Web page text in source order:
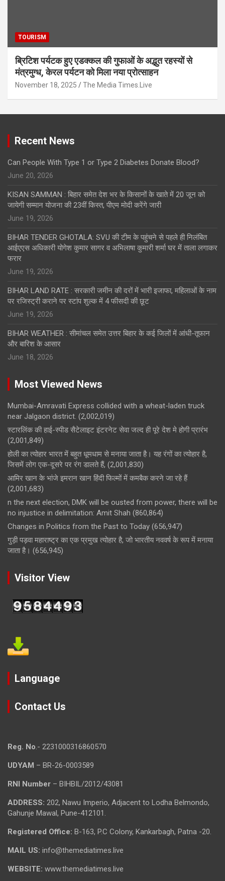
TOURISM
ब्रिटिश पर्यटक हुए एडक्कल की गुफाओं के अद्भुत रहस्यों से
मंत्रमुग्ध, केरल पर्यटन को मिला नया प्रोत्साहन
November 18, 2025 The Media Times.Live
Recent News
Can People With Type 1 or Type 2 Diabetes Donate Blood?
June 20, 2026
KISAN SAMMAN : बिहार समेत देश भर के किसानों के खाते में 20 जून को
जायेगी सम्मान योजना की 23वीं किस्त, पीएम मोदी करेंगे जारी
June 19, 2026
BIHAR TENDER GHOTALA: SVU की टीम के पहुंचने से पहले ही निलंबित
आईएएस अधिकारी योगेश कुमार सागर व अभिलाषा कुमारी शर्मा घर में ताला लगाकर
फरार
June 19, 2026
BIHAR LAND RATE : सरकारी जमीन की दरों में भारी इजाफा, महिलाओं के नाम
पर रजिस्ट्री कराने पर स्टांप शुल्क में 4 फीसदी की छूट
June 19, 2026
BIHAR WEATHER : सीमांचल समेत उत्तर बिहार के कई जिलों में आंधी-तूफान
और बारिश के आसार
June 18, 2026
Most Viewed News
Mumbai-Amravati Express collided with a wheat-laden truck
near Jalgaon district. (2,002,019)
स्टारलिंक की हाई-स्पीड सैटेलाइट इंटरनेट सेवा जल्द ही पूरे देश मे होगी प्रारंभ
(2,001,849)
होली का त्योहार भारत में बहुत धूमधाम से मनाया जाता है। यह रंगों का त्योहार है,
जिसमें लोग एक-दूसरे पर रंग डालते हैं, (2,001,830)
आमिर खान के भांजे इमरान खान हिंदी फिल्मों में कमबैक करने जा रहे हैं
(2,001,683)
n the next election, DMK will be ousted from power, there will be
no injustice in delimitation: Amit Shah (860,864)
Changes in Politics from the Past to Today (656,947)
गुड़ी पड़वा महाराष्ट्र का एक प्रमुख त्योहार है, जो भारतीय नववर्ष के रूप में मनाया
जाता है। (656,945)
Visitor View
Language
Contact Us
Reg. No.- 2231000316860570
UDYAM – BR-26-0003589
RNI Number – BIHBIL/2012/43081
ADDRESS: 202, Nawu Imperio, Adjacent to Lodha Belmondo,
Gahunje Mawal, Pune-412101.
Registered Office: B-163, P.C Colony, Kankarbagh, Patna -20.
MAIL US: info@themediatimes.live
WEBSITE: www.themediatimes.live